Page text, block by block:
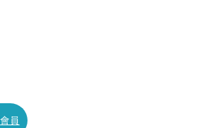
員